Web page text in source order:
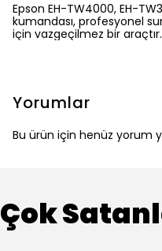
Epson EH-TW4000, EH-
kumandası, profesyonel
için vazgeçilmez bir araçtır.
Yorumlar
Bu ürün için henüz yorum
Çok